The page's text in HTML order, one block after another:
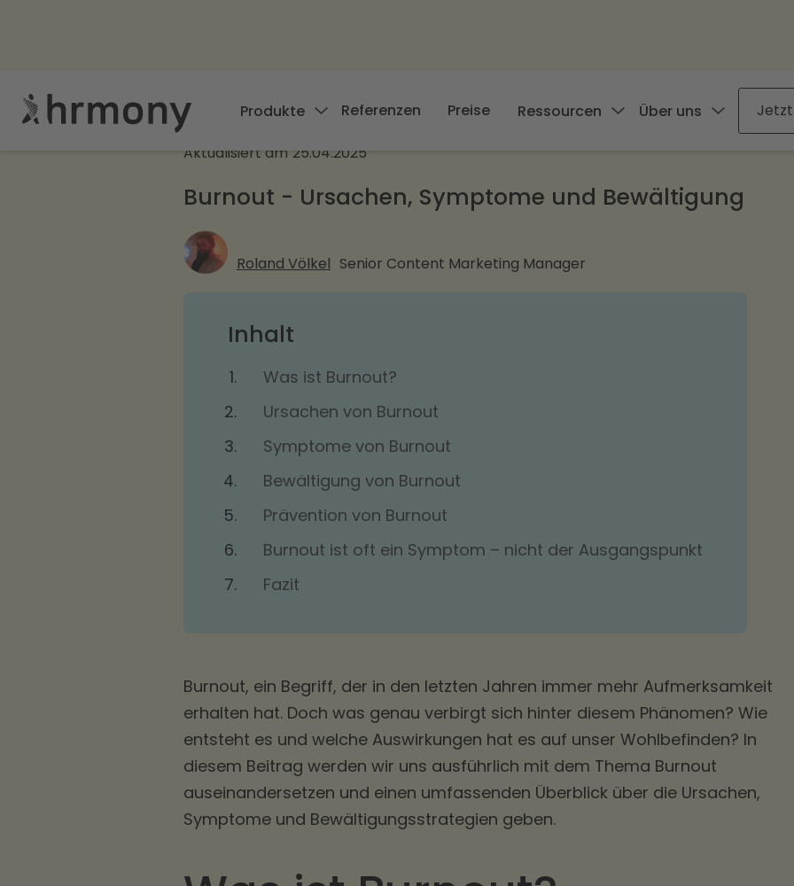
Produkte Referenzen Preise Ressourcen Über uns
Aktualisiert am 25.04.2025
Burnout - Ursachen, Symptome und Bewältigung
Roland Völkel Senior Content Marketing Manager
Inhalt
Was ist Burnout?
Ursachen von Burnout
Symptome von Burnout
Bewältigung von Burnout
Prävention von Burnout
Burnout ist oft ein Symptom – nicht der Ausgangspunkt
Fazit
Burnout, ein Begriff, der in den letzten Jahren immer mehr Aufmerksamkeit
erhalten hat. Doch was genau verbirgt sich hinter diesem Phänomen? Wie
entsteht es und welche Auswirkungen hat es auf unser Wohlbefinden? In
diesem Beitrag werden wir uns ausführlich mit dem Thema Burnout
auseinandersetzen und einen umfassenden Überblick über die Ursachen,
Symptome und Bewältigungsstrategien geben.